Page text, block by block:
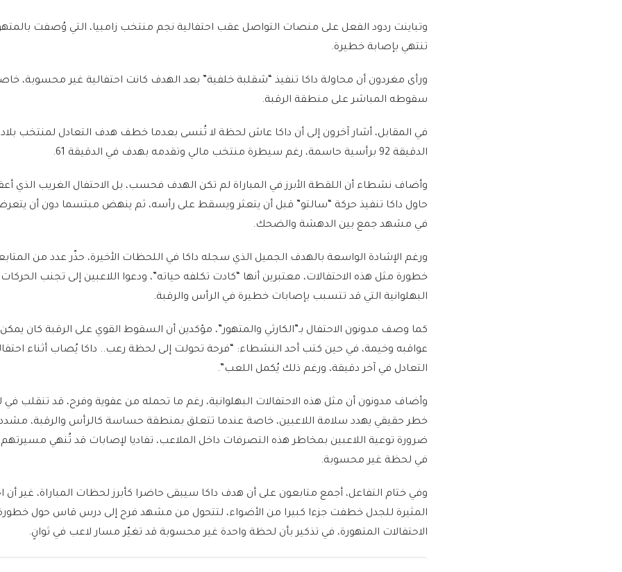
وتباينت ردود الفعل على منصات التواصل عقب احتفالية نجم منتخب زامبيا، التي وُصفت
تنتهي بإصابة خطيرة.
ورأى مغردون أن محاولة داكا تنفيذ “شقلبة خلفية” بعد الهدف كانت احتفالية غير محسوبة،
سقوطه المباشر على منطقة الرقبة.
في المقابل، أشار آخرون إلى أن داكا عاش لحظة لا تُنسى بعدما خطف هدف التعادل لمنتخب
الدقيقة 92 برأسية حاسمة، رغم سيطرة منتخب مالي وتقدمه بهدف في الدقيقة 61.
وأضاف نشطاء أن اللقطة الأبرز في المباراة لم تكن الهدف فحسب، بل الاحتفال الغريب الذي
حاول داكا تنفيذ حركة “سالتو” قبل أن يتعثر ويسقط على رأسه، ثم ينهض مبتسما دون أن
في مشهد جمع بين الدهشة والضحك.
ورغم الإشادة الواسعة بالهدف الجميل الذي سجله داكا في اللحظات الأخيرة، حذّر عدد من
خطورة مثل هذه الاحتفالات، معتبرين أنها “كادت تكلفه حياته”، ودعوا اللاعبين إلى تجنب الحركات
البهلوانية التي قد تتسبب بإصابات خطيرة في الرأس والرقبة.
كما وصف مدونون الاحتفال بـ”الكارثي والمتهور”، مؤكدين أن السقوط القوي على الرقبة كان
عواقبه وخيمة، في حين كتب أحد النشطاء: “فرحة تحولت إلى لحظة رعب.. داكا يُصاب أثناء
التعادل في آخر دقيقة، ورغم ذلك يُكمل اللعب”.
وأضاف مدونون أن مثل هذه الاحتفالات البهلوانية، رغم ما تحمله من عفوية وفرح، قد تنقلب في
خطر حقيقي يهدد سلامة اللاعبين، خاصة عندما تتعلق بمنطقة حساسة كالرأس والرقبة،
ضرورة توعية اللاعبين بمخاطر هذه التصرفات داخل الملاعب، تفاديا لإصابات قد تُنهي مسيرتهم
في لحظة غير محسوبة.
وفي ختام التفاعل، أجمع متابعون على أن هدف داكا سيبقى حاضرا كأبرز لحظات المباراة، غير أن
المثيرة للجدل خطفت جزءا كبيرا من الأضواء، لتتحول من مشهد فرح إلى درس قاس حول
الاحتفالات المتهورة، في تذكير بأن لحظة واحدة غير محسوبة قد تغيّر مسار لاعب في ثوانٍ.